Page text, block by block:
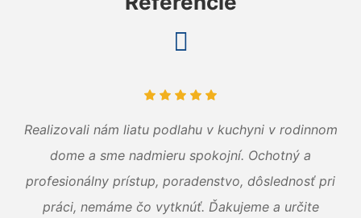
Realizovali nám liatu podlahu v kuchyni v rodinnom
dome a sme nadmieru spokojní. Ochotný a
profesionálny prístup, poradenstvo, dôslednosť pri
práci, nemáme čo vytknúť. Ďakujeme a určite